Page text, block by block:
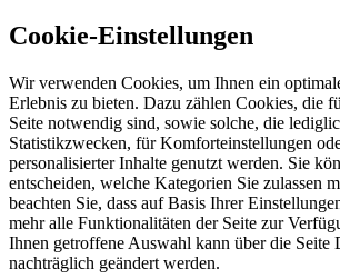
Cookie-Einstellungen
Wir verwenden Cookies, um Ihnen ein
Erlebnis zu bieten. Dazu zählen Cookies, die
Seite notwendig sind, sowie solche, die
Statistikzwecken, für Komforteinstellungen
personalisierter Inhalte genutzt werden. Sie
entscheiden, welche Kategorien Sie zulassen
beachten Sie, dass auf Basis Ihrer
mehr alle Funktionalitäten der Seite zur
Ihnen getroffene Auswahl kann über die Seite
nachträglich geändert werden.